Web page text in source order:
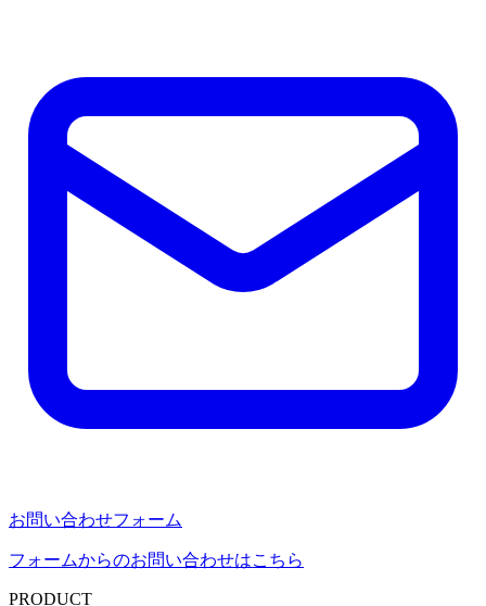
お問い合わせフォーム
フォームからのお問い合わせはこちら
PRODUCT